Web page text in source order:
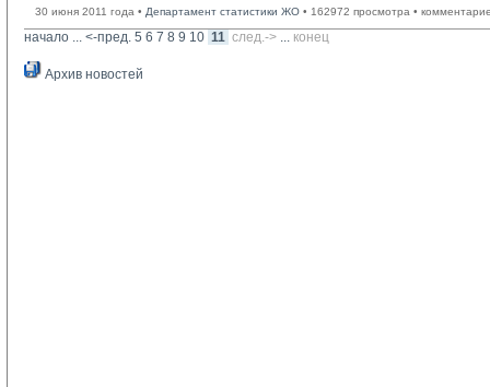
30 июня 2011 года • Департамент статистики ЖО • 162972 просмотра •
начало ... <-пред. 5 6 7 8 9 10 11 след.-> ... конец
Архив новостей